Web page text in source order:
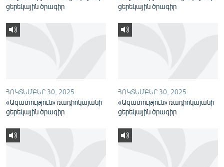
ցերեկային ծրագիր
ցերեկային ծրագիր
ՀՈԿՏԵՄԲԵՐ 30, 2025
«Ազատություն» ռադիոկայանի
ցերեկային ծրագիր
ՀՈԿՏԵՄԲԵՐ 30, 2025
«Ազատություն» ռադիոկայանի
ցերեկային ծրագիր